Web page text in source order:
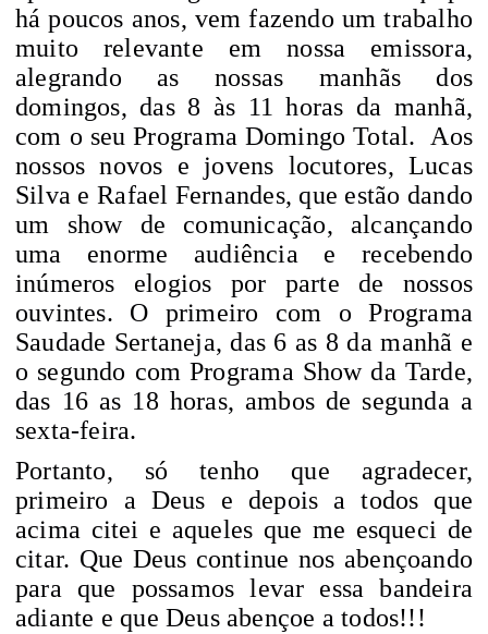
há poucos anos, vem fazendo um trabalho
muito relevante em nossa emissora,
alegrando as nossas manhãs dos
domingos, das 8 às 11 horas da manhã,
com o seu Programa Domingo Total. Aos
nossos novos e jovens locutores, Lucas
Silva e Rafael Fernandes, que estão dando
um show de comunicação, alcançando
uma enorme audiência e recebendo
inúmeros elogios por parte de nossos
ouvintes. O primeiro com o Programa
Saudade Sertaneja, das 6 as 8 da manhã e
o segundo com Programa Show da Tarde,
das 16 as 18 horas, ambos de segunda a
sexta-feira.
Portanto, só tenho que agradecer,
primeiro a Deus e depois a todos que
acima citei e aqueles que me esqueci de
citar. Que Deus continue nos abençoando
para que possamos levar essa bandeira
adiante e que Deus abençoe a todos!!!